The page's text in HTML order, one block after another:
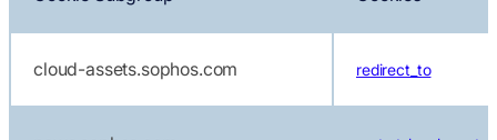
cloud-assets.sophos.com redirect_to